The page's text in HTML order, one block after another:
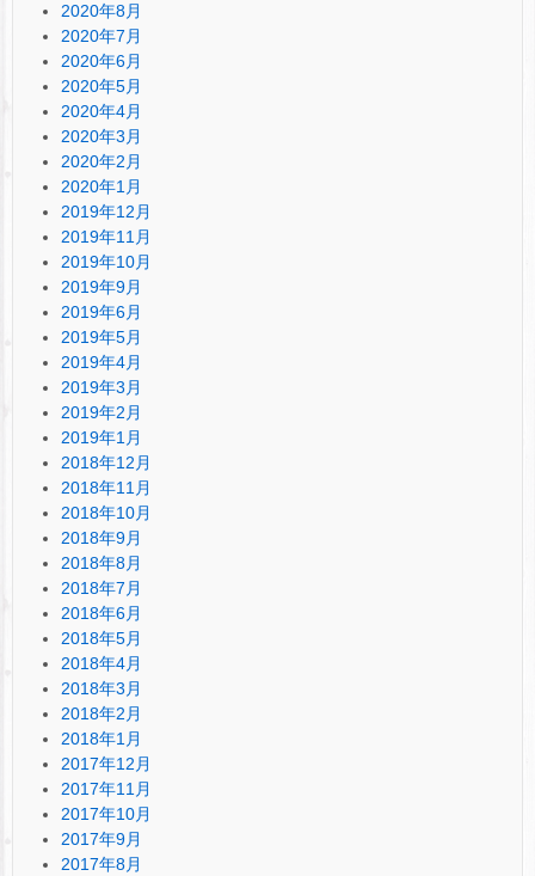
2020年8月
2020年7月
2020年6月
2020年5月
2020年4月
2020年3月
2020年2月
2020年1月
2019年12月
2019年11月
2019年10月
2019年9月
2019年6月
2019年5月
2019年4月
2019年3月
2019年2月
2019年1月
2018年12月
2018年11月
2018年10月
2018年9月
2018年8月
2018年7月
2018年6月
2018年5月
2018年4月
2018年3月
2018年2月
2018年1月
2017年12月
2017年11月
2017年10月
2017年9月
2017年8月